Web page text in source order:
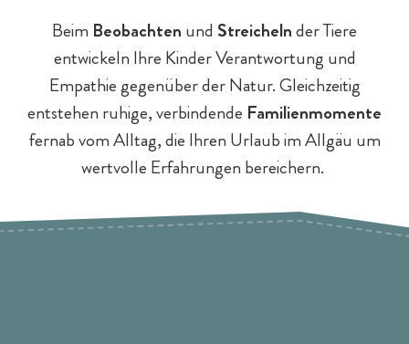
Beim Beobachten und Streichelnder Tiere
entwickeln Ihre Kinder Verantwortung und
Empathie gegenüber der Natur. Gleichzeitig
entstehen ruhige, verbindende Familienmomente
fernab vom Alltag, die Ihren Urlaub im Allgäu um
wertvolle Erfahrungen bereichern.
Hotel-Pauschalen
Chaleturlaub - 5 Gründe
Eislaufen
Familienprogramm
Eltern & Großeltern